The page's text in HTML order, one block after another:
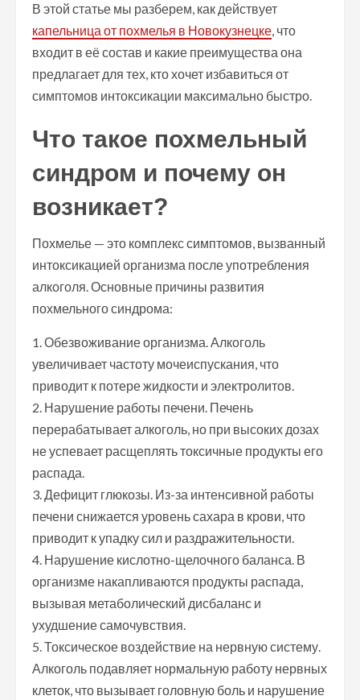
В этой статье мы разберем, как действует
капельница от похмелья в Новокузнецке, что
входит в её состав и какие преимущества она
предлагает для тех, кто хочет избавиться от
симптомов интоксикации максимально быстро.
Что такое похмельный
синдром и почему он
возникает?
Похмелье — это комплекс симптомов, вызванный
интоксикацией организма после употребления
алкоголя. Основные причины развития
похмельного синдрома:
1. Обезвоживание организма. Алкоголь
увеличивает частоту мочеиспускания, что
приводит к потере жидкости и электролитов.
2. Нарушение работы печени. Печень
перерабатывает алкоголь, но при высоких дозах
не успевает расщеплять токсичные продукты его
распада.
3. Дефицит глюкозы. Из-за интенсивной работы
печени снижается уровень сахара в крови, что
приводит к упадку сил и раздражительности.
4. Нарушение кислотно-щелочного баланса. В
организме накапливаются продукты распада,
вызывая метаболический дисбаланс и
ухудшение самочувствия.
5. Токсическое воздействие на нервную систему.
Алкоголь подавляет нормальную работу нервных
клеток, что вызывает головную боль и нарушение